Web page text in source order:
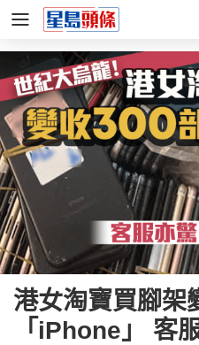
港女淘寶買腳架
「iPhone」 客